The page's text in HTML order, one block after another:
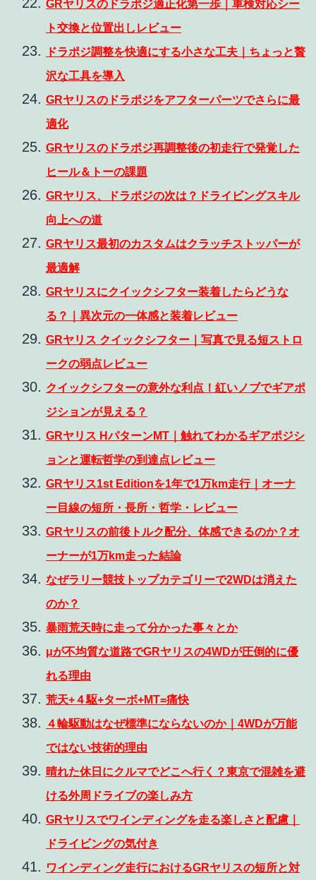
GRヤリスのドラポジ適正化第一歩｜車検対応シー
ト交換と位置出しレビュー
ドラポジ調整を快適にする小さな工夫｜ちょっと贅
沢な工具を導入
GRヤリスのドラポジをアフターパーツでさらに最
適化
GRヤリスのドラポジ再調整後の初走行で発覚した
ヒール＆トーの課題
GRヤリス、ドラポジの次は？ドライビングスキル
向上への道
GRヤリス最初のカスタムはクラッチストッパーが
最適解
GRヤリスにクイックシフター装着したらどうな
る？｜異次元の一体感と装着レビュー
GRヤリス クイックシフター｜写真で見る短ストロ
ークの弱点レビュー
クイックシフターの意外な利点！紅いノブでギアポ
ジションが見える？
GRヤリス HパターンMT｜触れてわかるギアポジシ
ョンと運転哲学の到達点レビュー
GRヤリス1st Editionを1年で1万km走行｜オーナ
ー目線の短所・長所・哲学・レビュー
GRヤリスの前後トルク配分、体感できるのか？オ
ーナーが1万km走った結論
なぜラリー競技トップカテゴリーで2WDは消えた
のか？
暴雨荒天時に走って分かった事々とか
μが不均質な道路でGRヤリスの4WDが圧倒的に優
れる理由
荒天+４駆+ターボ+MT=痛快
４輪駆動はなぜ標準にならないのか｜4WDが万能
ではない技術的理由
晴れた休日にクルマでどこへ行く？東京で混雑を避
ける外周ドライブの楽しみ方
GRヤリスでワインディングを走る楽しさと配慮｜
ドライビングの気付き
ワインディング走行におけるGRヤリスの短所と対